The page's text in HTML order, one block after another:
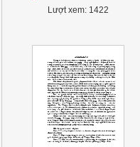
Lượt xem: 1422